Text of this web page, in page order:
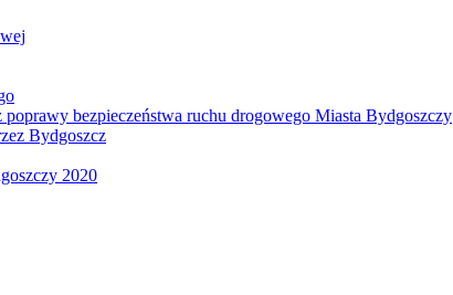
poprawy bezpieczeństwa ruchu drogowego Miasta Bydgoszczy
Bydgoszcz
2020